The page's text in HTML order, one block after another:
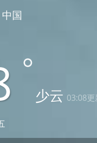
国
少云 03:08